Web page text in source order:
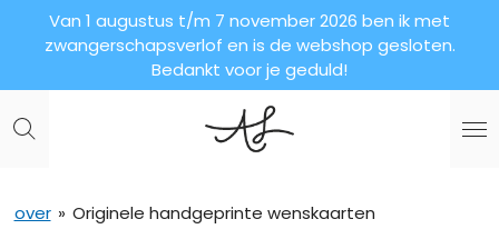
direct
de
hoofdinhoud
Van 1 augustus t/m 7 november 2026 ben ik met
zwangerschapsverlof en is de webshop gesloten.
Bedankt voor je geduld!
over » Originele handgeprinte wenskaarten